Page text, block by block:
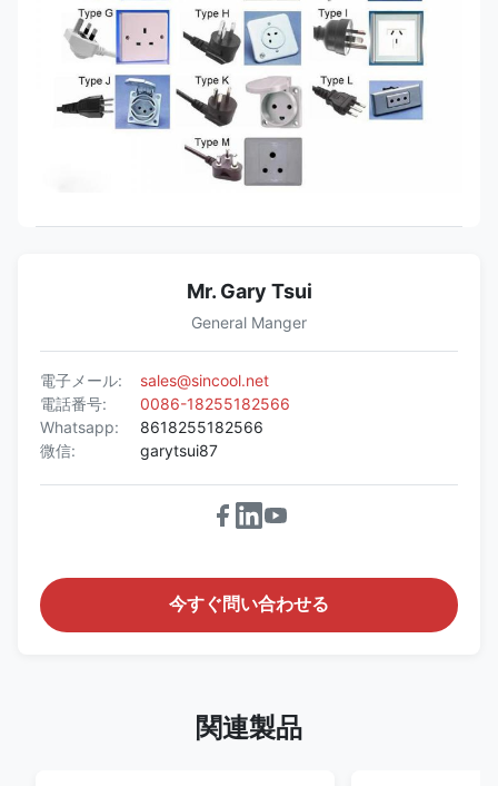
Mr. Gary Tsui
General Manger
電子メール:
sales@sincool.net
電話番号:
0086-18255182566
Whatsapp:
8618255182566
微信:
garytsui87
今すぐ問い合わせる
関連製品